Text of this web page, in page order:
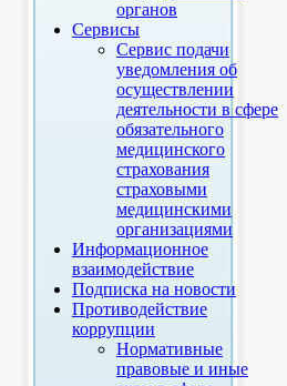
органов
Сервисы
Сервис подачи
уведомления об
осуществлении
деятельности в сфере
обязательного
медицинского
страхования
страховыми
медицинскими
организациями
Информационное
взаимодействие
Подписка на новости
Противодействие
коррупции
Нормативные
правовые и иные